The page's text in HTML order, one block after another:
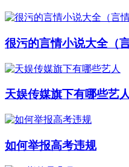
很污的言情小说大全（
天娱传媒旗下有哪些艺
如何举报高考违规